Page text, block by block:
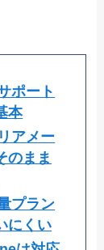
ポート
本
アメー
のまま
プラン
にくい